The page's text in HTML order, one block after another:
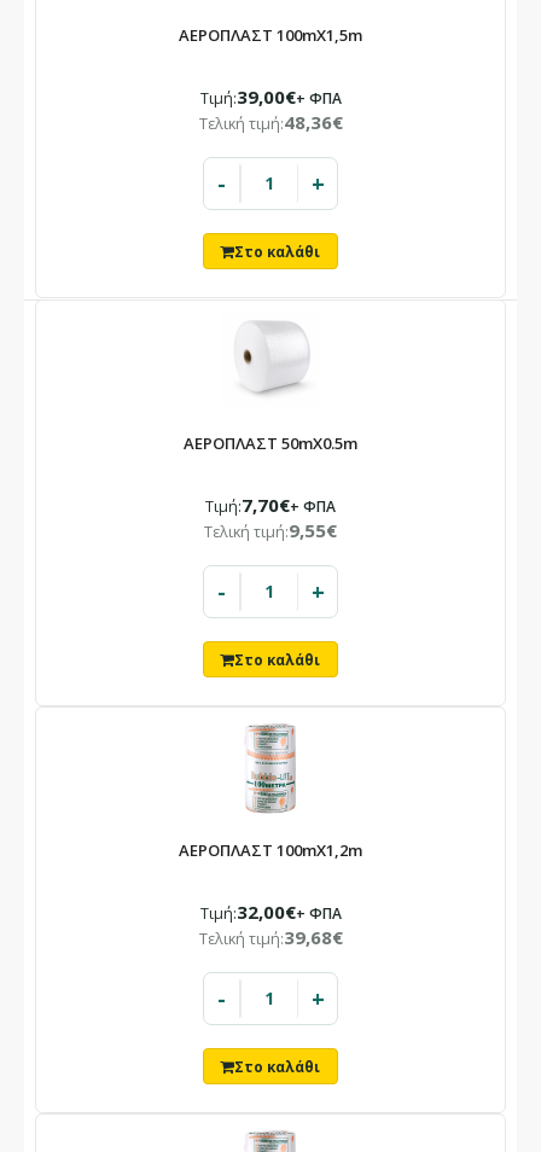
ΑΕΡΟΠΛΑΣΤ 100mX1,5m
Τιμή:39,00€+ ΦΠΑ
Τελική τιμή:48,36€
- +
ΑΕΡΟΠΛΑΣΤ 50mX0.5m
Τιμή:7,70€+ ΦΠΑ
Τελική τιμή:9,55€
- +
ΑΕΡΟΠΛΑΣΤ 100mX1,2m
Τιμή:32,00€+ ΦΠΑ
Τελική τιμή:39,68€
- +